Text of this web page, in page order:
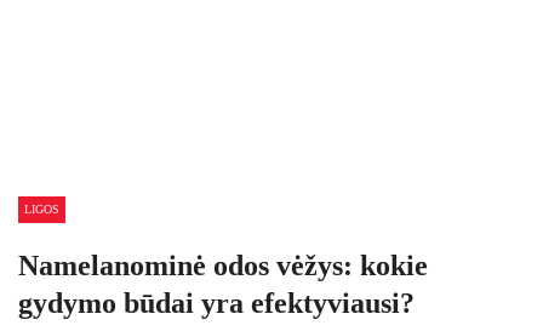
LIGOS
Namelanominė odos vėžys: kokie
gydymo būdai yra efektyviausi?